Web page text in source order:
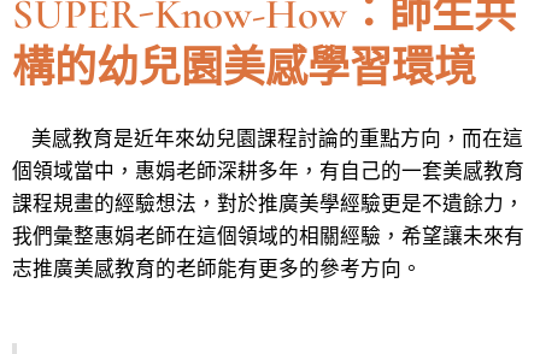
SUPER-Know-How：師生共
構的幼兒園美感學習環境
美感教育是近年來幼兒園課程討論的重點方向，而在這
個領域當中，惠娟老師深耕多年，有自己的一套美感教育
課程規畫的經驗想法，對於推廣美學經驗更是不遺餘力，
我們彙整惠娟老師在這個領域的相關經驗，希望讓未來有
志推廣美感教育的老師能有更多的參考方向。